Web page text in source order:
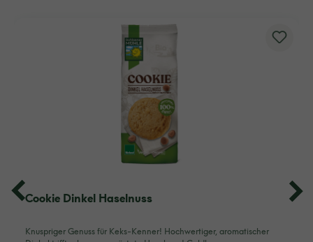
Cookie Dinkel Haselnuss
Knuspriger Genuss für Keks-Kenner! Hochwertiger, aromatischer